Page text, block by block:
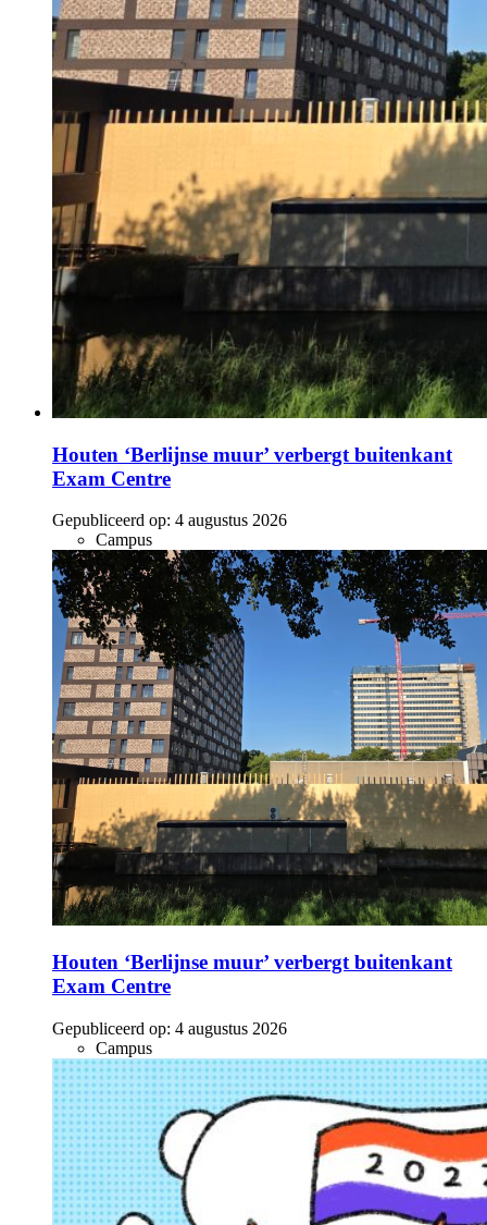
Houten ‘Berlijnse muur’ verbergt buitenkant
Exam Centre
Gepubliceerd op: 4 augustus 2026
Campus
Houten ‘Berlijnse muur’ verbergt buitenkant
Exam Centre
Gepubliceerd op: 4 augustus 2026
Campus